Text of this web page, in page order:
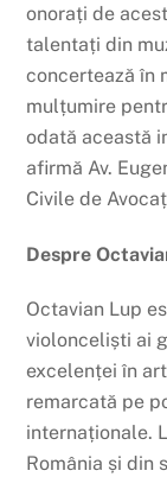
onorați de
talentați din
concertează în
mulțumire
odată această
afirmă Av.
Civile de
Despre
Octavian Lup
violonceliști ai
excelenței în
remarcată pe
internaționale.
România și din